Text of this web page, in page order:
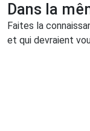
Dans la
Faites la
et qui devraient